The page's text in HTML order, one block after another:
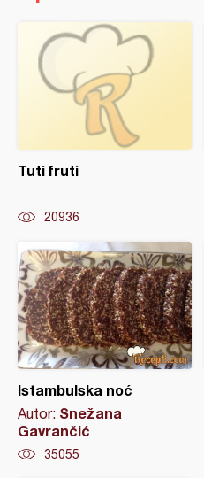
Tuti fruti
20936
Istambulska noć
Autor: Snežana
Gavrančić
35055